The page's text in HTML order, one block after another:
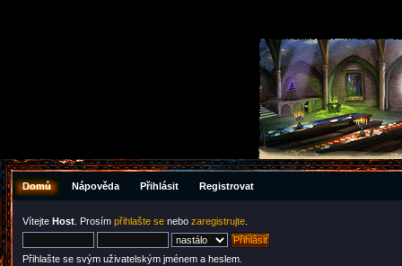
Domů Nápověda Přihlásit Registrovat
Vítejte Host . Prosím přihlašte se nebo zaregistrujte
Přihlašte se svým uživatelským jménem a heslem.